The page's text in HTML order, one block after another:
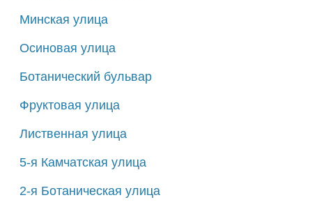
Минская улица
Осиновая улица
Ботанический бульвар
Фруктовая улица
Лиственная улица
5-я Камчатская улица
2-я Ботаническая улица